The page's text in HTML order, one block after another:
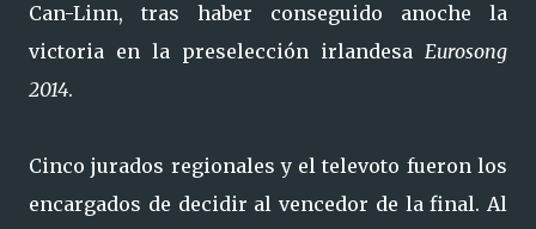
Can-Linn, tras haber conseguido anoche la
victoria en la preselección irlandesa Eurosong
2014.
Cinco jurados regionales y el televoto fueron los
encargados de decidir al vencedor de la final. Al